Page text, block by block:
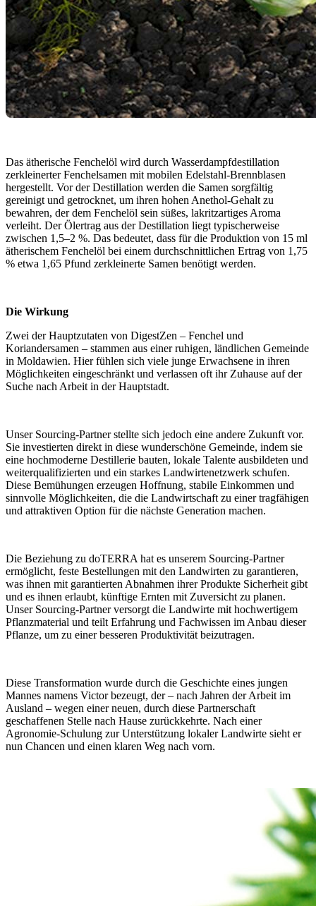
Das ätherische Fenchelöl wird durch Wasserdampfdestillation
zerkleinerter Fenchelsamen mit mobilen Edelstahl-Brennblasen
hergestellt. Vor der Destillation werden die Samen sorgfältig
gereinigt und getrocknet, um ihren hohen Anethol-Gehalt zu
bewahren, der dem Fenchelöl sein süßes, lakritzartiges Aroma
verleiht. Der Ölertrag aus der Destillation liegt typischerweise
zwischen 1,5–2 %. Das bedeutet, dass für die Produktion von 15 ml
ätherischem Fenchelöl bei einem durchschnittlichen Ertrag von 1,75
% etwa 1,65 Pfund zerkleinerte Samen benötigt werden.
Die Wirkung
Zwei der Hauptzutaten von DigestZen – Fenchel und
Koriandersamen – stammen aus einer ruhigen, ländlichen Gemeinde
in Moldawien. Hier fühlen sich viele junge Erwachsene in ihren
Möglichkeiten eingeschränkt und verlassen oft ihr Zuhause auf der
Suche nach Arbeit in der Hauptstadt.
Unser Sourcing-Partner stellte sich jedoch eine andere Zukunft vor.
Sie investierten direkt in diese wunderschöne Gemeinde, indem sie
eine hochmoderne Destillerie bauten, lokale Talente ausbildeten und
weiterqualifizierten und ein starkes Landwirtenetzwerk schufen.
Diese Bemühungen erzeugen Hoffnung, stabile Einkommen und
sinnvolle Möglichkeiten, die die Landwirtschaft zu einer tragfähigen
und attraktiven Option für die nächste Generation machen.
Die Beziehung zu doTERRA hat es unserem Sourcing-Partner
ermöglicht, feste Bestellungen mit den Landwirten zu garantieren,
was ihnen mit garantierten Abnahmen ihrer Produkte Sicherheit gibt
und es ihnen erlaubt, künftige Ernten mit Zuversicht zu planen.
Unser Sourcing-Partner versorgt die Landwirte mit hochwertigem
Pflanzmaterial und teilt Erfahrung und Fachwissen im Anbau dieser
Pflanze, um zu einer besseren Produktivität beizutragen.
Diese Transformation wurde durch die Geschichte eines jungen
Mannes namens Victor bezeugt, der – nach Jahren der Arbeit im
Ausland – wegen einer neuen, durch diese Partnerschaft
geschaffenen Stelle nach Hause zurückkehrte. Nach einer
Agronomie-Schulung zur Unterstützung lokaler Landwirte sieht er
nun Chancen und einen klaren Weg nach vorn.